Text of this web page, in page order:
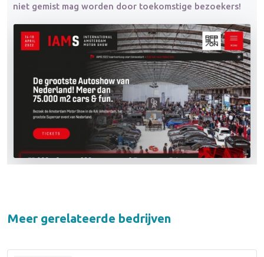
niet gemist mag worden door toekomstige bezoekers!
Meer gerelateerde bedrijven